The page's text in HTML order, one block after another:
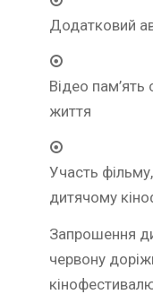
Додатковий
Відео пам’ять
життя
Участь
дитячому
Запрошення
червону